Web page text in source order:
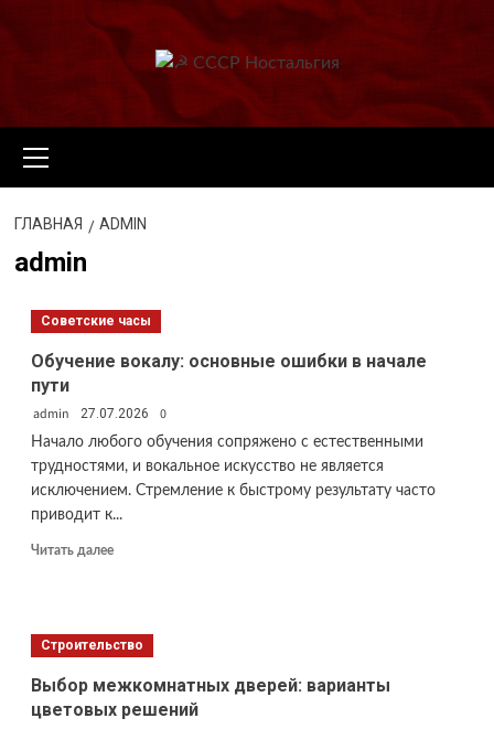
меню
ГЛАВНАЯ ADMIN
admin
Советские часы
Обучение вокалу: основные ошибки в начале
пути
admin 27.07.2026 0
Начало любого обучения сопряжено с естественными
трудностями, и вокальное искусство не является
исключением. Стремление к быстрому результату часто
приводит к...
Читать далееПрочитать
вокалу:
основные
в
начале
Строительство
Выбор межкомнатных дверей: варианты
цветовых решений